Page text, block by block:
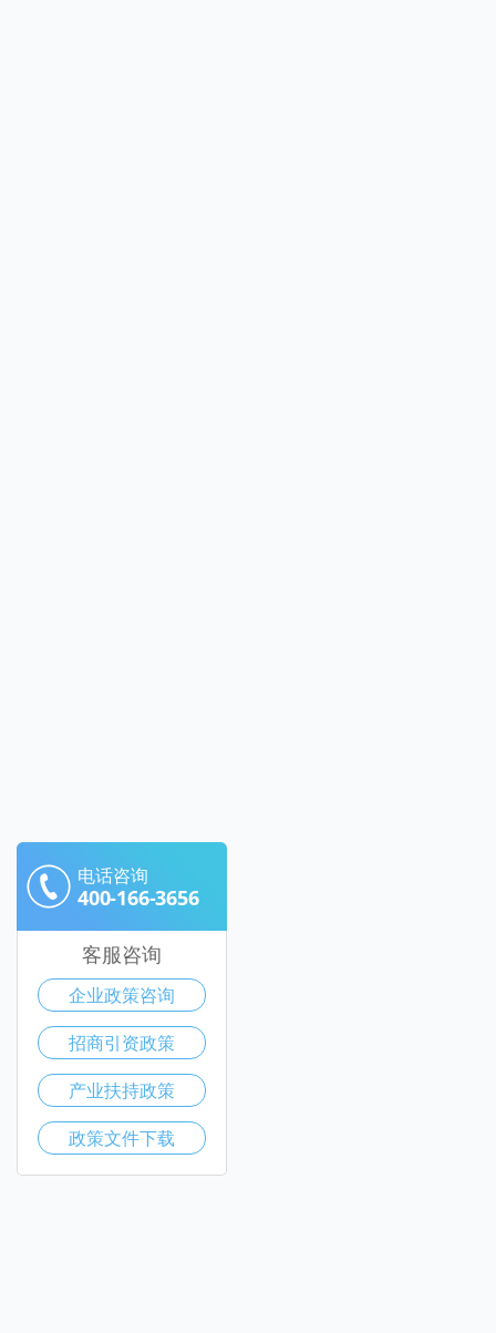
电话咨询
400-166-3656
客服咨询
企业政策咨询
招商引资政策
产业扶持政策
政策文件下载